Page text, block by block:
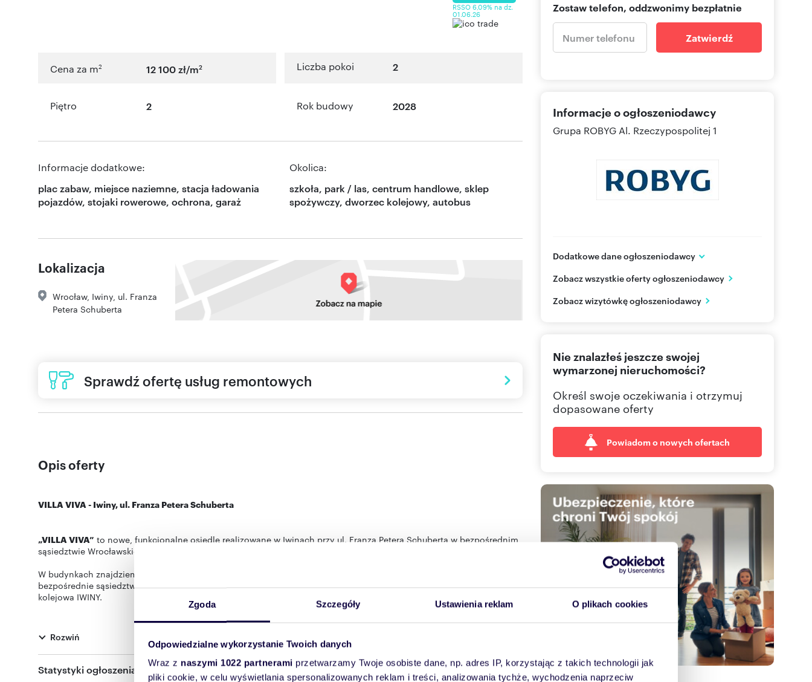
Zgoda Szczegóły Ustawienia reklam O plikach cookies
Odpowiedzialne wykorzystanie Twoich danych
Wraz z naszymi 1022 partnerami przetwarzamy Twoje osobiste dane, np. adres IP, korzystając z takich technologii jak
pliki cookie, w celu wyświetlania spersonalizowanych reklam i treści, analizowania tychże, wychodzenia naprzeciw
RSSO 6,09% na dz.
01.06.26
Cena za m2 12 100 zł/m2 Liczba pokoi 2
Piętro 2 Rok budowy 2028
Informacje dodatkowe:
plac zabaw, miejsce naziemne, stacja ładowania
pojazdów, stojaki rowerowe, ochrona, garaż
Okolica:
szkoła, park / las, centrum handlowe, sklep
spożywczy, dworzec kolejowy, autobus
Lokalizacja
Wrocław, Iwiny ul. Franza
Petera Schuberta
Sprawdź ofertę usług remontowych
Opis oferty
VILLA VIVA - Iwiny, ul. Franza Petera Schuberta
„VILLA VIVA” to nowe, funkcjonalne osiedle realizowane w Iwinach przy ul. Franza Petera Schuberta w bezpośrednim
sąsiedztwie Wrocławskiego Jagodna.
W budynkach znajdziemy funkcjonalne mieszkania z ogródkami lub balkonami. Inwestycja połączy w sobie
bezpośrednie sąsiedztwo terenów zielonych oraz doskonałą komunikację z centrum miasta którą umożliwia linia
kolejowa IWINY.
Niedaleko inwestycji znajdziemy Park Brochowski który umili weekendowy wypoczynek na świeżym powietrzu.
Świetnie rozwinięta infrastruktura okolicy gwarantuje szeroką dostępność sklepów i usług. Do dyspozycji mieszkańców
oddamy funkcjonalnie zaprojektowane części wspólne, na których przewidziane zostały stojaki rowerowe, miejsca
postojowe oraz miejsca przeznaczone do ładowania samochodów elektrycznych, przyczyniając się tym samym do
Rozwiń
Statystyki ogłoszenia:
Zostaw telefon, oddzwonimy bezpłatnie
Zatwierdź
Informacje o ogłoszeniodawcy
Grupa ROBYGAl. Rzeczypospolitej 1
Dodatkowe dane ogłoszeniodawcy
Al. Rzeczypospolitej 1
mazowieckie
(22) 4 Pokaż fax
Zobacz wszystkie oferty ogłoszeniodawcy
Zobacz wizytówkę ogłoszeniodawcy
Nie znalazłeś jeszcze swojej
wymarzonej nieruchomości?
Określ swoje oczekiwania i otrzymuj
dopasowane oferty
Powiadom o nowych ofertach